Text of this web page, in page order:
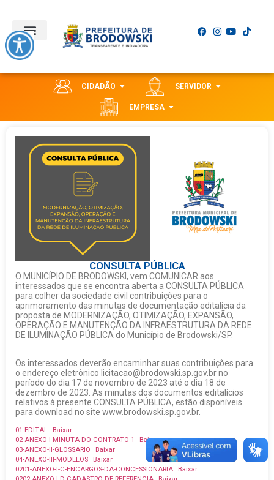
CIDADÃO SERVIDOR
EMPRESA
CONSULTA PÚBLICA
O MUNICÍPIO DE BRODOWSKI, vem COMUNICAR aos
interessados que se encontra aberta a CONSULTA PÚBLICA
para colher da sociedade civil contribuições para o
aprimoramento das minutas de documentação editalícia da
proposta de MODERNIZAÇÃO, OTIMIZAÇÃO, EXPANSÃO,
OPERAÇÃO E MANUTENÇÃO DA INFRAESTRUTURA DA REDE
DE ILUMINAÇÃO PÚBLICA do Município de Brodowski/SP.
Os interessados deverão encaminhar suas contribuições para
o endereço eletrônico licitacao@brodowski.sp.gov.br no
período do dia 17 de novembro de 2023 até o dia 18 de
dezembro de 2023. As minutas dos documentos editalícios
relativos à presente CONSULTA PÚBLICA, estão disponíveis
para download no site www.brodowski.sp.gov.br.
01-EDITAL
Baixar
02-ANEXO-I-MINUTA-DO-CONTRATO-1
Baixar
03-ANEXO-II-GLOSSARIO
Baixar
04-ANEXO-III-MODELOS
Baixar
0201-ANEXO-I-C-ENCARGOS-DA-CONCESSIONARIA
Baixar